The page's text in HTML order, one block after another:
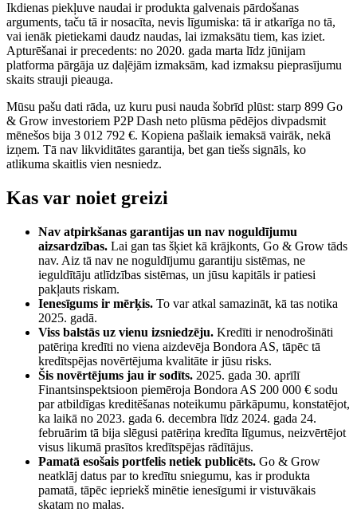
Ikdienas piekļuve naudai ir produkta galvenais pārdošanas
arguments, taču tā ir nosacīta, nevis līgumiska: tā ir atkarīga no tā,
vai ienāk pietiekami daudz naudas, lai izmaksātu tiem, kas iziet.
Apturēšanai ir precedents: no 2020. gada marta līdz jūnijam
platforma pārgāja uz daļējām izmaksām, kad izmaksu pieprasījumu
skaits strauji pieauga.
Mūsu pašu dati rāda, uz kuru pusi nauda šobrīd plūst: starp 899 Go
& Grow investoriem P2P Dash neto plūsma pēdējos divpadsmit
mēnešos bija 3 012 792 €. Kopiena pašlaik iemaksā vairāk, nekā
izņem. Tā nav likviditātes garantija, bet gan tiešs signāls, ko
atlikuma skaitlis vien nesniedz.
Kas var noiet greizi
Nav atpirkšanas garantijas un nav noguldījumu
aizsardzības. Lai gan tas šķiet kā krājkonts, Go & Grow tāds
nav. Aiz tā nav ne noguldījumu garantiju sistēmas, ne
ieguldītāju atlīdzības sistēmas, un jūsu kapitāls ir patiesi
pakļauts riskam.
Ienesīgums ir mērķis. To var atkal samazināt, kā tas notika
2025. gadā.
Viss balstās uz vienu izsniedzēju. Kredīti ir nenodrošināti
patēriņa kredīti no viena aizdevēja Bondora AS, tāpēc tā
kredītspējas novērtējuma kvalitāte ir jūsu risks.
Šis novērtējums jau ir sodīts. 2025. gada 30. aprīlī
Finantsinspektsioon piemēroja Bondora AS 200 000 € sodu
par atbildīgas kreditēšanas noteikumu pārkāpumu, konstatējot,
ka laikā no 2023. gada 6. decembra līdz 2024. gada 24.
februārim tā bija slēgusi patēriņa kredīta līgumus, neizvērtējot
visus likumā prasītos kredītspējas rādītājus.
Pamatā esošais portfelis netiek publicēts. Go & Grow
neatklāj datus par to kredītu sniegumu, kas ir produkta
pamatā, tāpēc iepriekš minētie ienesīgumi ir vistuvākais
skatam no malas.